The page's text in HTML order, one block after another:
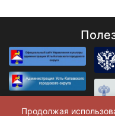
Продолжая